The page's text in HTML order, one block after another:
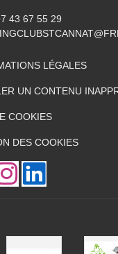
43 67 55 29
LÉGALES
UN CONTENU
COOKIES
DES COOKIES